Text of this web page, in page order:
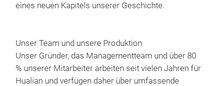
eines neuen Kapitels unserer Geschichte.
Unser Team und unsere Produktion
Unser Gründer, das Managementteam und über 80
% unserer Mitarbeiter arbeiten seit vielen Jahren für
Hualian und verfügen daher über umfassende